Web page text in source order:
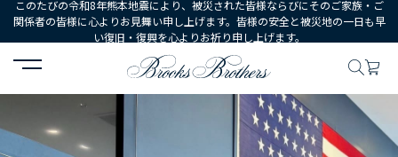
このたびの令和8年熊本地震により、被災された皆様ならびにそのご家族・ご
関係者の皆様に心よりお見舞い申し上げます。皆様の安全と被災地の一日も早
い復旧・復興を心よりお祈り申し上げます。
HOME コーディネート コーディネート詳細